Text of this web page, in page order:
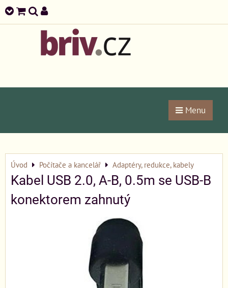
Menu
Úvod Počítače a kancelář Adaptéry, redukce, kabely
Kabel USB 2.0, A-B, 0.5m se USB-B
konektorem zahnutý